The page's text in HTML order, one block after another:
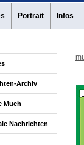
Portrait Infos
Archiv
Much
Nachrichten